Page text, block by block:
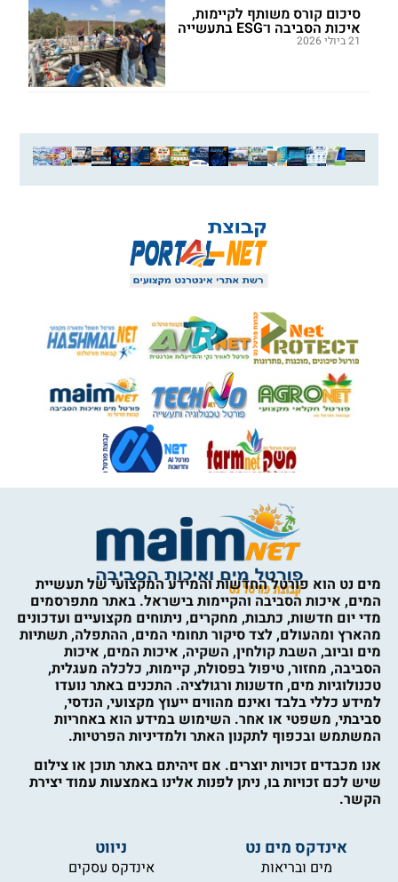
סיכום קורס משותף לקיימות,
איכות הסביבה ו־ESG בתעשייה
21 ביולי 2026
מים נט הוא פורטל החדשות והמידע המקצועי של תעשיית
המים, איכות הסביבה והקיימות בישראל. באתר מתפרסמים
מדי יום חדשות, כתבות, מחקרים, ניתוחים מקצועיים ועדכונים
מהארץ ומהעולם, לצד סיקור תחומי המים, ההתפלה, תשתיות
מים וביוב, השבת קולחין, השקיה, איכות המים, איכות
הסביבה, מחזור, טיפול בפסולת, קיימות, כלכלה מעגלית,
טכנולוגיות מים, חדשנות ורגולציה. התכנים באתר נועדו
למידע כללי בלבד ואינם מהווים ייעוץ מקצועי, הנדסי,
סביבתי, משפטי או אחר. השימוש במידע הוא באחריות
המשתמש ובכפוף לתקנון האתר ולמדיניות הפרטיות.
אנו מכבדים זכויות יוצרים. אם זיהיתם באתר תוכן או צילום
שיש לכם זכויות בו, ניתן לפנות אלינו באמצעות עמוד יצירת
הקשר.
אינדקס מים נט
מים ובריאות
ניווט
אינדקס עסקים